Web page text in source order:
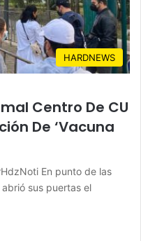
HARDNEWS
Centro De CU
De ‘Vacuna
En punto de las
sus puertas el